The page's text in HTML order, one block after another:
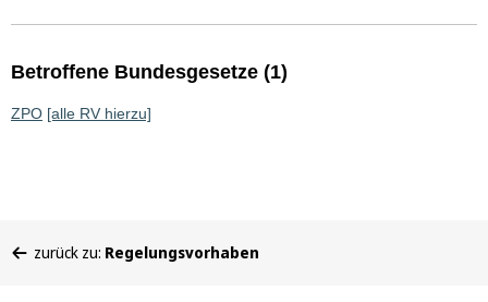
Betroffene Bundesgesetze (1)
ZPO [alle RV hierzu]
befinden
zurück zu: Regelungsvorhaben